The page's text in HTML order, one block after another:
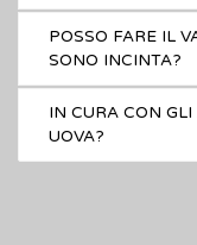
POSSO FARE IL
SONO INCINTA?
IN CURA CON
UOVA?